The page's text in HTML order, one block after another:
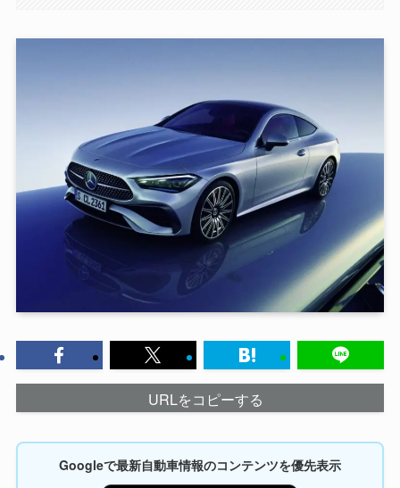
URLをコピーする
Googleで最新自動車情報のコンテンツを優先表示